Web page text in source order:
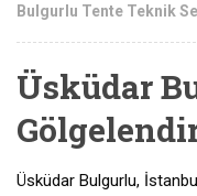
Bulgurlu Tente Teknik
Üsküdar
Üsküdar Bulgurlu,